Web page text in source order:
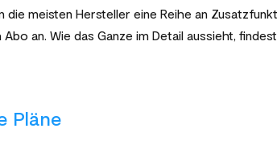
meisten Hersteller eine Reihe an
an. Wie das Ganze im Detail aussieht,
Pläne